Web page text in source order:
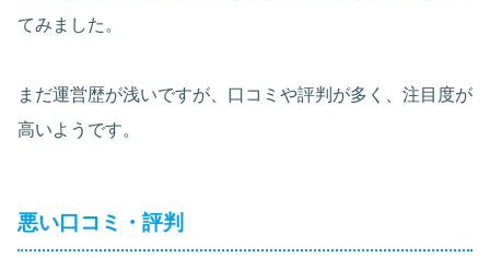
てみました。
まだ運営歴が浅いですが、口コミや評判が多く、注目度が
高いようです。
悪い口コミ・評判